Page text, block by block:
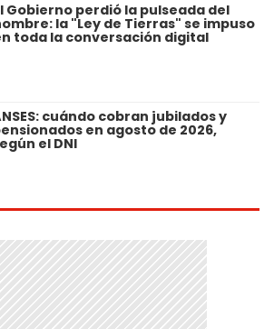
Gobierno perdió la pulseada del
la "Ley de Tierras" se impuso
toda la conversación digital
cuándo cobran jubilados y
en agosto de 2026,
el DNI